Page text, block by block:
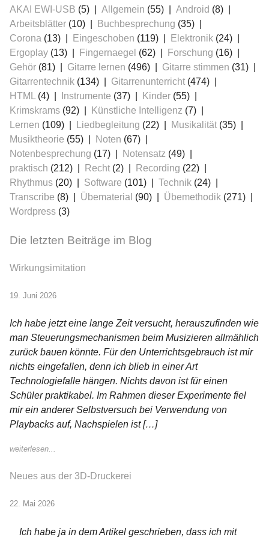
AKAI EWI-USB (5) Allgemein (55) Android (8)
Arbeitsblätter (10) Buchbesprechung (35)
Corona (13) Eingeschoben (119) Elektronik (24)
Ergoplay (13) Fingernaegel (62) Forschung (16)
Gehör (81) Gitarre lernen (496) Gitarre stimmen (31)
Gitarrentechnik (134) Gitarrenunterricht(474)
HTML(4) Instrumente (37) Kinder (55)
Krimskrams (92) Künstliche Intelligenz (7)
Lernen (109) Liedbegleitung (22) Musikalität(35)
Musiktheorie (55) Noten (67)
Notenbesprechung (17) Notensatz (49)
praktisch (212) Recht(2) Recording (22)
Rhythmus (20) Software (101) Technik (24)
Transcribe (8) Übematerial (90) Übemethodik (271)
Wordpress (3)
Die letzten Beiträge im Blog
Wirkungsimitation
19. Juni 2026
Ich habe jetzt eine lange Zeit versucht, herauszufinden wie
man Steuerungsmechanismen beim Musizieren allmählich
zurück bauen könnte. Für den Unterrichtsgebrauch ist mir
nichts eingefallen, denn ich blieb in einer Art
Technologiefalle hängen. Nichts davon ist für einen
Schüler praktikabel. Im Rahmen dieser Experimente fiel
mir ein anderer Selbstversuch bei Verwendung von
Playbacks auf, Nachspielen ist […]
weiterlesen...
Neues aus der 3D-Druckerei
22. Mai 2026
Ich habe ja in dem Artikel geschrieben, dass ich mit